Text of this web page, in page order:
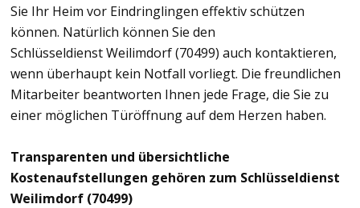
Sie Ihr Heim vor Eindringlingen effektiv schützen
können. Natürlich können Sie den
Schlüsseldienst Weilimdorf (70499) auch kontaktieren,
wenn überhaupt kein Notfall vorliegt. Die freundlichen
Mitarbeiter beantworten Ihnen jede Frage, die Sie zu
einer möglichen Türöffnung auf dem Herzen haben.
Transparenten und übersichtliche
Kostenaufstellungen gehören zum Schlüsseldienst
Weilimdorf (70499)